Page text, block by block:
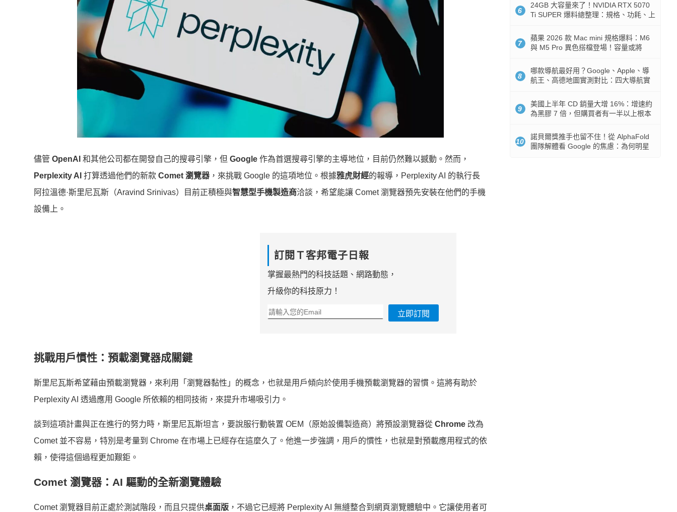
儘管 OpenAI 和其他公司都在開發自己的搜尋引擎，但 Google 作為首選搜尋引擎的主導地位，目前仍然難以撼動。然而，
Perplexity AI 打算透過他們的新款 Comet 瀏覽器 ，來挑戰 Google 的這項地位。根據雅虎財經的報導，Perplexity AI 的執行長
阿拉溫德·斯里尼瓦斯（Aravind Srinivas）目前正積極與智慧型手機製造商洽談，希望能讓 Comet 瀏覽器預先安裝在他們的手機
設備上。
訂閱Ｔ客邦電子日報
掌握最熱門的科技話題、網路動態，
升級你的科技原力！
立即訂閱
挑戰用戶慣性：預載瀏覽器成關鍵
斯里尼瓦斯希望藉由預載瀏覽器，來利用「瀏覽器黏性」的概念，也就是用戶傾向於使用手機預載瀏覽器的習慣。這將有助於
Perplexity AI 透過應用 Google 所依賴的相同技術，來提升市場吸引力。
談到這項計畫與正在進行的努力時，斯里尼瓦斯坦言，要說服行動裝置 OEM（原始設備製造商）將預設瀏覽器從 Chrome 改為
Comet 並不容易，特別是考量到 Chrome 在市場上已經存在這麼久了。他進一步強調，用戶的慣性，也就是對預載應用程式的依
賴，使得這個過程更加艱鉅。
Comet 瀏覽器：AI 驅動的全新瀏覽體驗
Comet 瀏覽器目前正處於測試階段，而且只提供桌面版 ，不過它已經將 Perplexity AI 無縫整合到網頁瀏覽體驗中。它讓使用者可
6
24GB 大容量來了！NVIDIA RTX 5070
Ti SUPER 爆料總整理：規格、功耗、上
7
蘋果 2026 款 Mac mini 規格爆料：M6
與 M5 Pro 異色搭檔登場！容量或將
8
哪款導航最好用？Google、Apple、導
航王、高德地圖實測對比：四大導航實
9
美國上半年 CD 銷量大增 16%：增速約
為黑膠 7 倍，但購買者有一半以上根本
10
諾貝爾獎推手也留不住！從 AlphaFold
團隊解體看 Google 的焦慮：為何明星